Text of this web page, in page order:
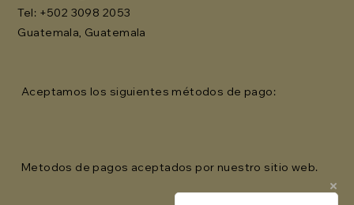
Tel: ‪+502 3098 2053‬
Guatemala, Guatemala
Aceptamos los siguientes métodos de pago:
Metodos de pagos aceptados por nuestro sitio web.